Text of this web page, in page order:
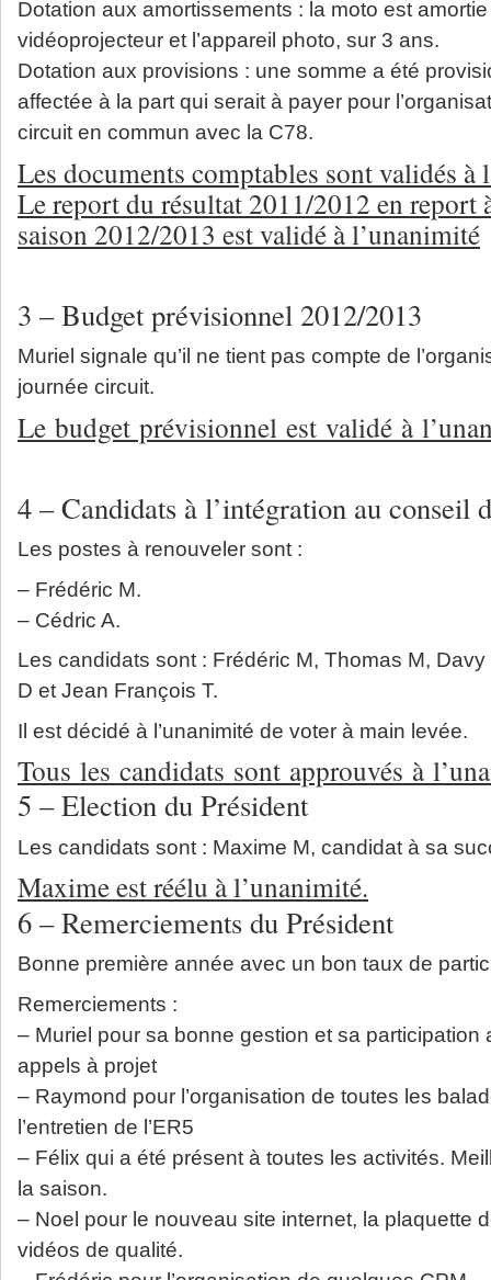
Dotation aux amortissements : la moto est
vidéoprojecteur et l’appareil photo, sur 3 ans.
Dotation aux provisions : une somme a été
affectée à la part qui serait à payer pour
circuit en commun avec la C78.
Les documents comptables sont validés à
Le report du résultat 2011/2012 en report
saison 2012/2013 est validé à l’unanimité
3 – Budget prévisionnel 2012/2013
Muriel signale qu’il ne tient pas compte de
journée circuit.
Le budget prévisionnel est validé à
4 – Candidats à l’intégration au conseil
Les postes à renouveler sont :
– Frédéric M.
– Cédric A.
Les candidats sont : Frédéric M, Thomas M,
D et Jean François T.
Il est décidé à l’unanimité de voter à main levée.
Tous les candidats sont approuvés à
5 – Election du Président
Les candidats sont : Maxime M, candidat à sa
Maxime est réélu à l’unanimité.
6 – Remerciements du Président
Bonne première année avec un bon taux de
Remerciements :
– Muriel pour sa bonne gestion et sa participation
appels à projet
– Raymond pour l’organisation de toutes les
l’entretien de l’ER5
– Félix qui a été présent à toutes les activités.
la saison.
– Noel pour le nouveau site internet, la plaquette
vidéos de qualité.